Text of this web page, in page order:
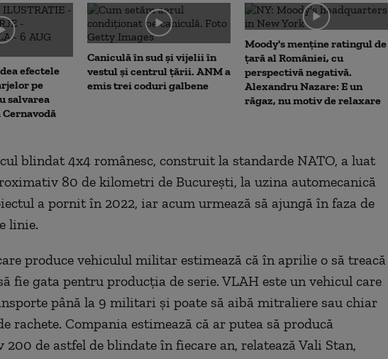
efectele
pe
salvarea
Caniculă în sud și vijelii în
vestul și centrul țării. ANM a
emis trei coduri galbene
Moody's menține ratingul de
țară al României, cu
perspectivă negativă.
Alexandru Nazare: E un
răgaz, nu motiv de relaxare
blindat 4x4 românesc, construit la standarde NATO, a luat
80 de kilometri de București, la uzina automecanică
a pornit în 2022, iar acum urmează să ajungă în faza de
linie.
produce vehiculul militar estimează că în aprilie o să treacă
fie gata pentru producția de serie. VLAH este un vehicul care
până la 9 militari și poate să aibă mitraliere sau chiar
rachete. Compania estimează că ar putea să producă
de astfel de blindate în fiecare an, relatează Vali Stan,